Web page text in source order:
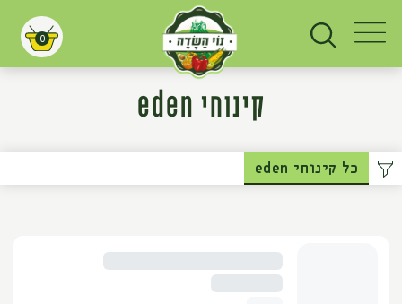
עגלת קניות
0
קינוחי eden
כל קינוחי eden